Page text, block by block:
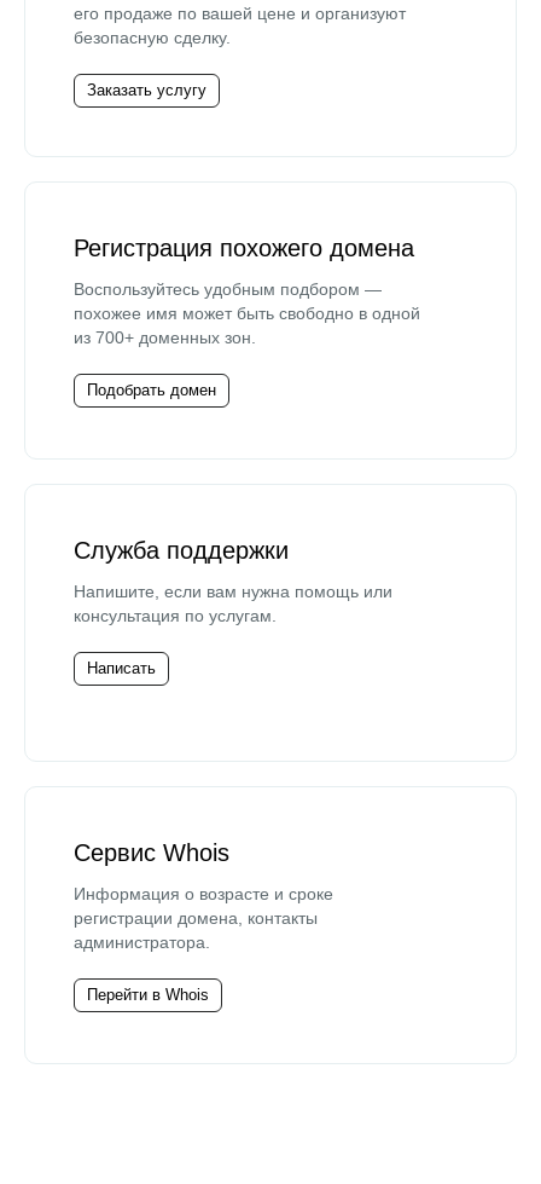
его продаже по вашей цене и организуют
безопасную сделку.
Заказать услугу
Регистрация похожего домена
Воспользуйтесь удобным подбором —
похожее имя может быть свободно в одной
из 700+ доменных зон.
Подобрать домен
Служба поддержки
Напишите, если вам нужна помощь или
консультация по услугам.
Написать
Сервис Whois
Информация о возрасте и сроке
регистрации домена, контакты
администратора.
Перейти в Whois